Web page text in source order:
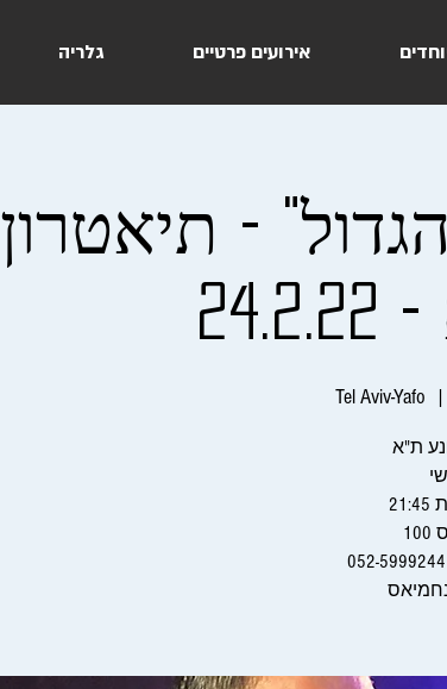
אירועים פרטיים גלריה
- תיאטרון
  |
Tel Aviv-Yafo